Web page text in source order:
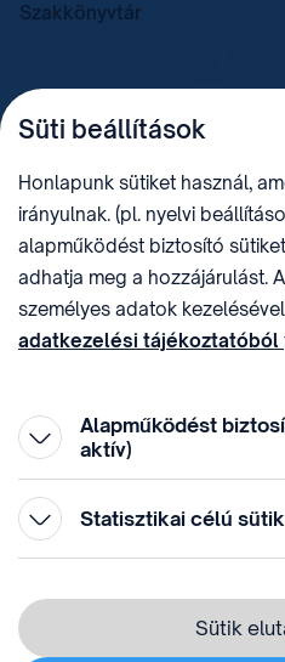
Szakkönyvtár
TELEFON
+36 (1) 312 4400
sztnh@hipo.gov.hu
CÍM
1081 Budapest II. János
Pál pápa tér 7.
KÖZÖSSÉGI MÉDIA
⁣ ⁣
Webes adatkezelési tájékoztató
Süti beállítások
Honlapunk sütiket használ,
irányulnak. (pl. nyelvi
alapműködést biztosító
adhatja meg a hozzájárulást.
személyes adatok
adatkezelési tájékoztatóból
Alapműködést
aktív)
Statisztikai célú sütik
Sütik